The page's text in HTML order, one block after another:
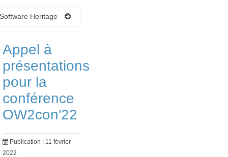
Heritage
Appel à
présentations
pour la
conférence
OW2con'22
Publication : 11 février
2022